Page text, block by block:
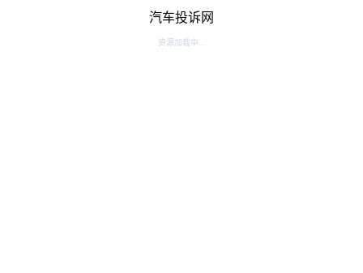
汽车投诉网
资源加载中...